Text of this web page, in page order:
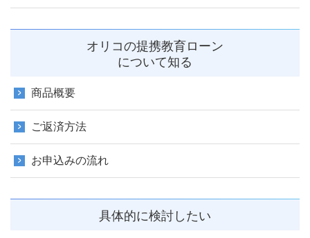
オリコの提携教育ローン
について知る
商品概要
ご返済方法
お申込みの流れ
具体的に検討したい